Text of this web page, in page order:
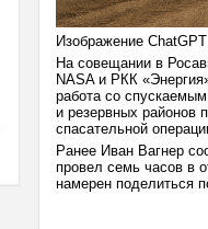
Изображение ChatGPT
На совещании в
NASA и РКК
работа со
и резервных районов
спасательной
Ранее Иван Вагнер
провел семь часов в
намерен поделиться